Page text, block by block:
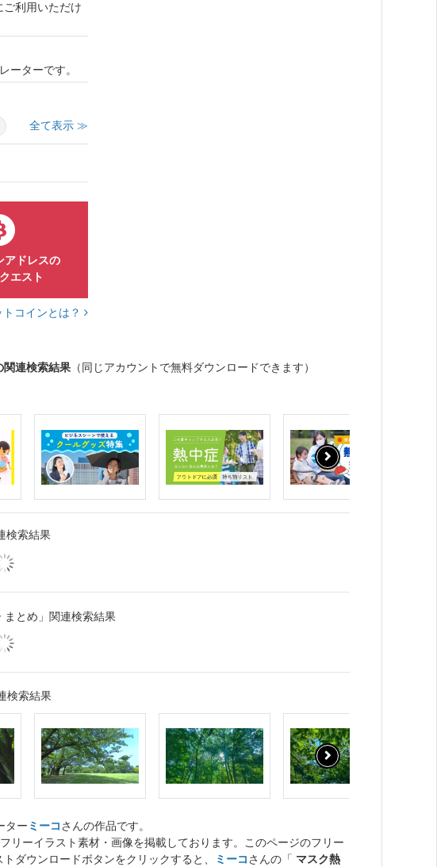
利用いただけ
ーターです。
全て表示 ≫
アドレスの
エスト
トコインとは？
関連検索結果 （同じアカウントで無料ダウンロードできます）
検索結果
まとめ」関連検索結果
検索結果
ター ミーコさんの作品です。
リーイラスト素材・画像を掲載しております。このページのフリー
ダウンロードボタンをクリックすると、 ミーコさんの「 マスク熱